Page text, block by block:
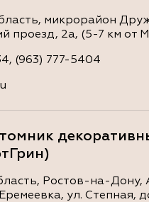
микрорайон
проезд, 2а, (5-7 км от
(963) 777-5404
Ростов-на-Дону,
ул. Степная,